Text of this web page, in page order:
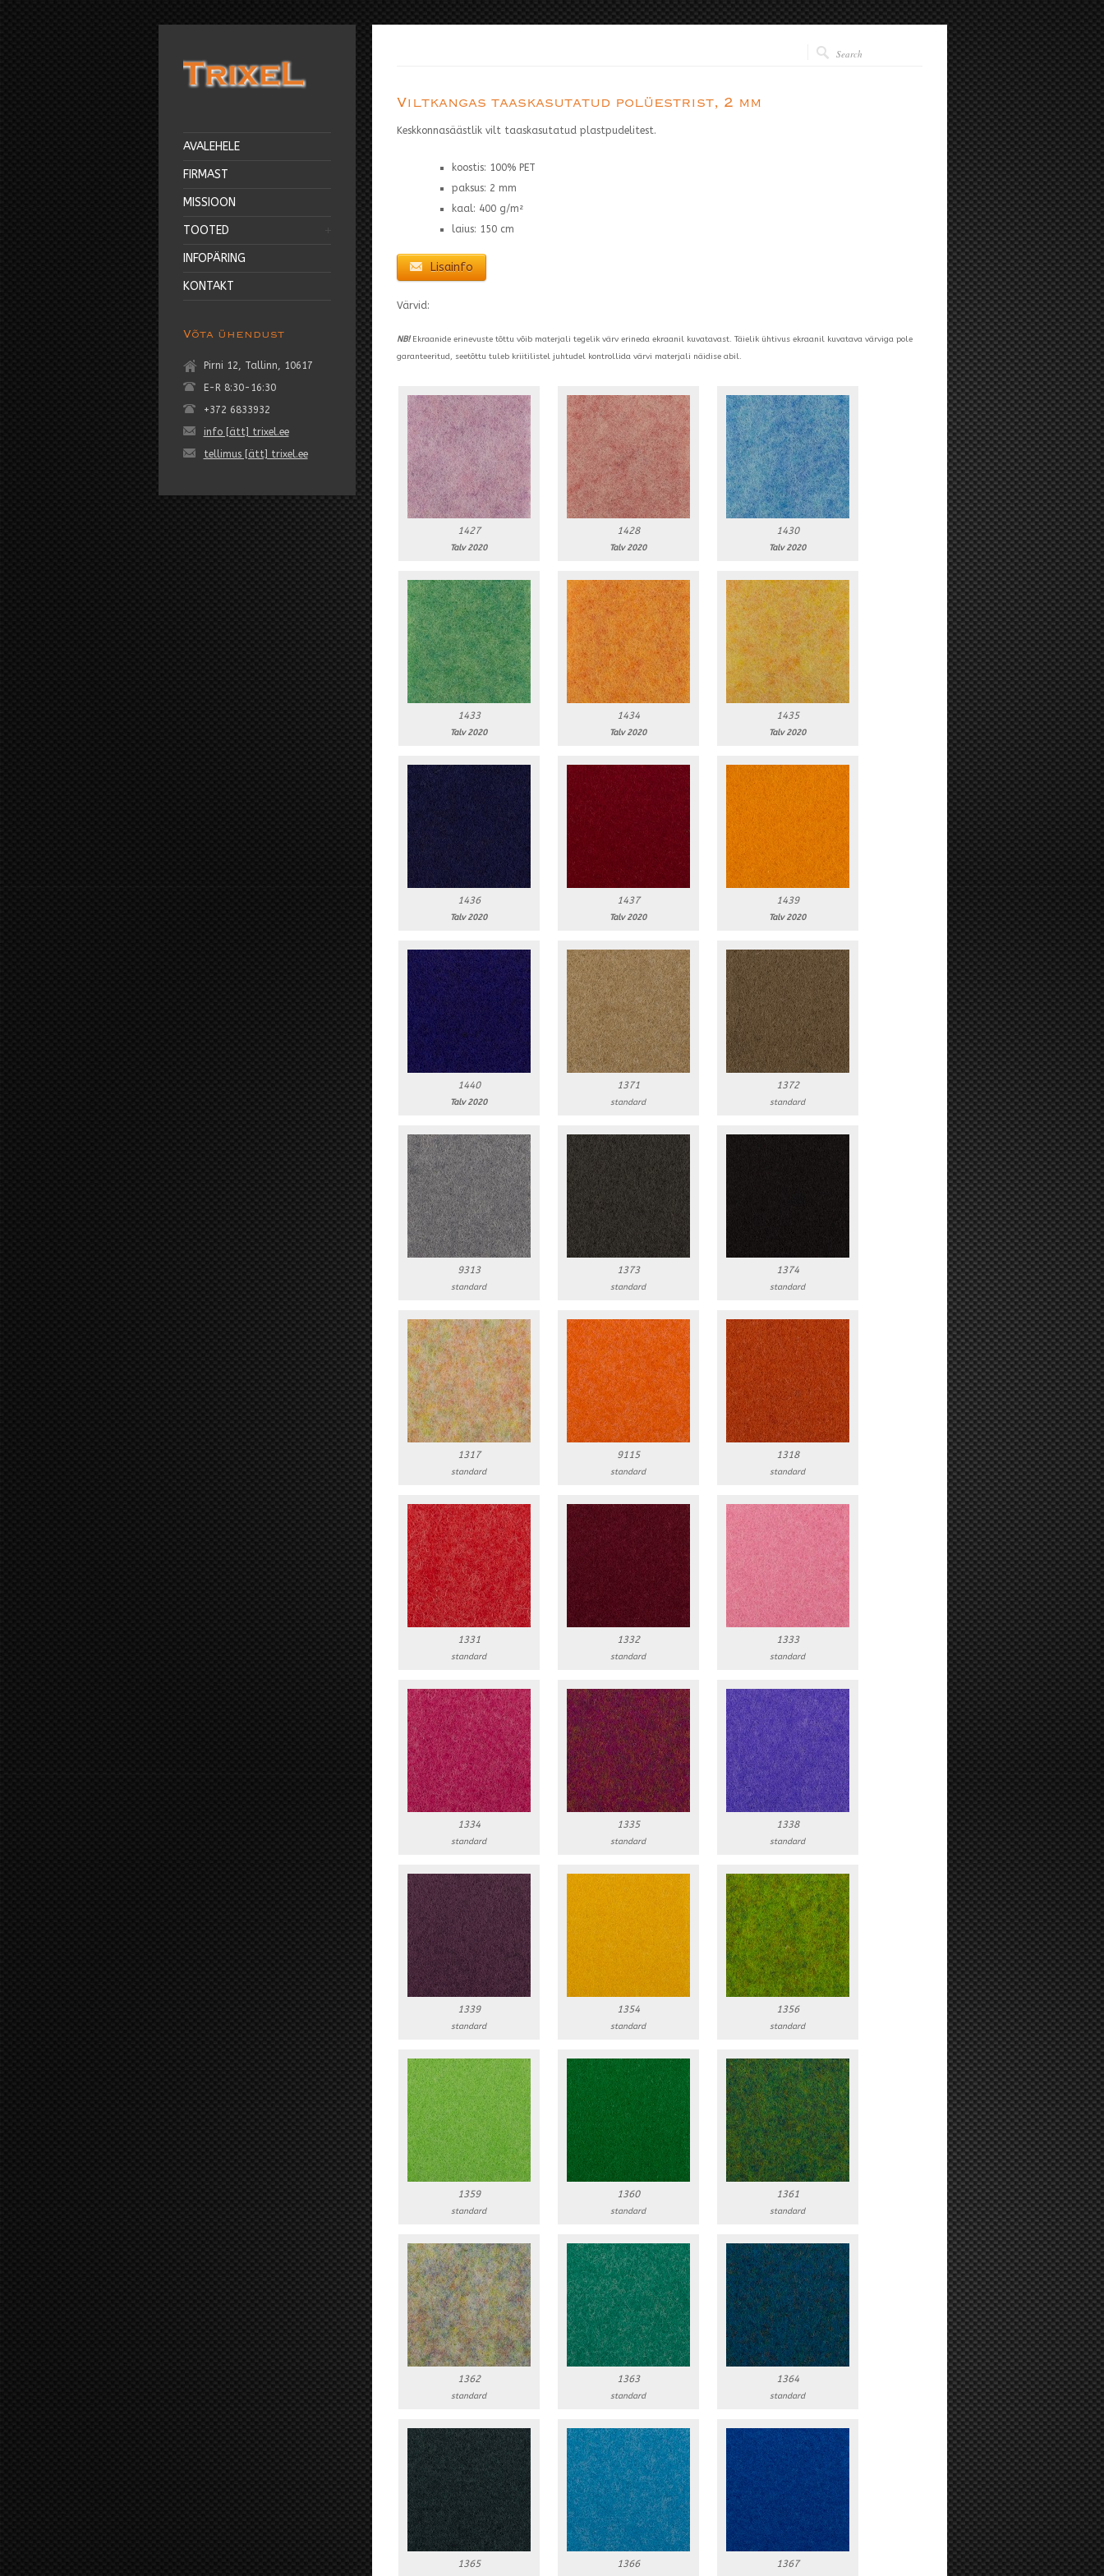
Viltkangas taaskasutatud polüestrist, 2 mm
Keskkonnasäästlik vilt taaskasutatud plastpudelitest.
koostis: 100% PET
paksus: 2 mm
kaal: 400 g/m²
laius: 150 cm
Lisainfo
Värvid:
NB!Ekraanide erinevuste tõttu võib materjali tegelik värv erineda ekraanil kuvatavast. Täielik ühtivus ekraanil kuvatava värviga pole
garanteeritud, seetõttu tuleb kriitilistel juhtudel kontrollida värvi materjali näidise abil.
1427
Talv 2020
1428
Talv 2020
1430
Talv 2020
1433
Talv 2020
1434
Talv 2020
1435
Talv 2020
1436
Talv 2020
1437
Talv 2020
1439
Talv 2020
1440
Talv 2020
1371
standard
1372
standard
9313
standard
1373
standard
1374
standard
1317
standard
9115
standard
1318
standard
1331
standard
1332
standard
1333
standard
1334
standard
1335
standard
1338
standard
1339
standard
1354
standard
1356
standard
1359
standard
1360
standard
1361
standard
1362
standard
1363
standard
1364
standard
1365 1366 1367
AVALEHELE
FIRMAST
MISSIOON
TOOTED
INFOPÄRING
KONTAKT
Võta ühendust
Pirni 12, Tallinn, 10617
E-R 8:30-16:30
+372 6833932
info [ätt] trixel.ee
tellimus [ätt] trixel.ee